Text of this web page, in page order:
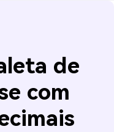
de
com